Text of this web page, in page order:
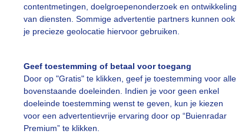
contentmetingen, doelgroepenonderzoek en ontwikkeling
van diensten. Sommige advertentie partners kunnen ook
je precieze geolocatie hiervoor gebruiken.
Geef toestemming of betaal voor toegang
Door op "Gratis" te klikken, geef je toestemming voor alle
bovenstaande doeleinden. Indien je voor geen enkel
doeleinde toestemming wenst te geven, kun je kiezen
voor een advertentievrije ervaring door op “Buienradar
Premium” te klikken.
Mijn weer
De Bilt